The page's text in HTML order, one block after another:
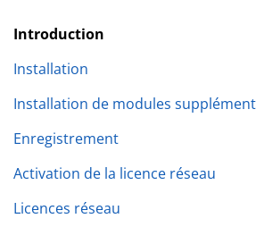
Introduction
Installation
Installation de modules
Enregistrement
Activation de la licence réseau
Licences réseau